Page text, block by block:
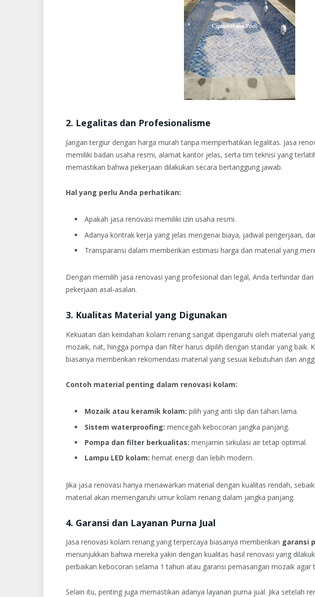
2. Legalitas dan Profesionalisme
Jangan tergiur dengan harga murah tanpa memperhatikan legalitas. Jasa
memiliki badan usaha resmi, alamat kantor jelas, serta tim teknisi yang
memastikan bahwa pekerjaan dilakukan secara bertanggung jawab.
Hal yang perlu Anda perhatikan:
Apakah jasa renovasi memiliki izin usaha resmi.
Adanya kontrak kerja yang jelas mengenai biaya, jadwal pengerjaan,
Transparansi dalam memberikan estimasi harga dan material yang
Dengan memilih jasa renovasi yang profesional dan legal, Anda terhindar
pekerjaan asal-asalan.
3. Kualitas Material yang Digunakan
Kekuatan dan keindahan kolam renang sangat dipengaruhi oleh material
mozaik, nat, hingga pompa dan filter harus dipilih dengan standar yang baik.
biasanya memberikan rekomendasi material yang sesuai kebutuhan dan
Contoh material penting dalam renovasi kolam:
Mozaik atau keramik kolam: pilih yang anti slip dan tahan lama.
Sistem waterproofing: mencegah kebocoran jangka panjang.
Pompa dan filter berkualitas: menjamin sirkulasi air tetap optimal.
Lampu LED kolam: hemat energi dan lebih modern.
Jika jasa renovasi hanya menawarkan material dengan kualitas rendah,
material akan memengaruhi umur kolam renang dalam jangka panjang.
4. Garansi dan Layanan Purna Jual
Jasa renovasi kolam renang yang terpercaya biasanya memberikan garansi
menunjukkan bahwa mereka yakin dengan kualitas hasil renovasi yang
perbaikan kebocoran selama 1 tahun atau garansi pemasangan mozaik agar
Selain itu, penting juga memastikan adanya layanan purna jual. Jika setelah